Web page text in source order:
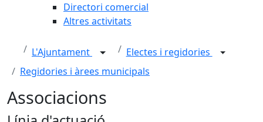
Directori comercial
Altres activitats
L'Ajuntament
Electes i regidories
Regidories i àrees municipals
Associacions